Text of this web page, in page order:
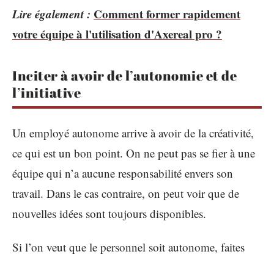
Lire également : Comment former rapidement
votre équipe à l'utilisation d'Axereal pro ?
Inciter à avoir de l’autonomie et de
l’initiative
Un employé autonome arrive à avoir de la créativité,
ce qui est un bon point. On ne peut pas se fier à une
équipe qui n’a aucune responsabilité envers son
travail. Dans le cas contraire, on peut voir que de
nouvelles idées sont toujours disponibles.
Si l’on veut que le personnel soit autonome, faites